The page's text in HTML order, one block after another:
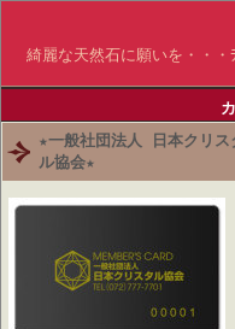
綺麗な天然石に願いを・・
★一般社団法人 日本クリス
ル協会★